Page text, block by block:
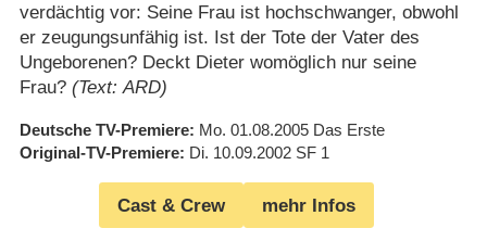
verdächtig vor: Seine Frau ist hochschwanger, obwohl
er zeugungsunfähig ist. Ist der Tote der Vater des
Ungeborenen? Deckt Dieter womöglich nur seine
Frau? (Text: ARD)
Deutsche TV-Premiere Mo. 01.08.2005 Das Erste
Original-TV-Premiere Di. 10.09.2002 SF 1
Cast & Crew mehr Infos